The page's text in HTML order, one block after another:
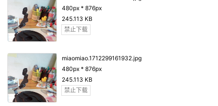
480px * 876px
245.113 KB
禁止下载
miaomiao.1712299161932.jpg
480px * 876px
245.113 KB
禁止下载